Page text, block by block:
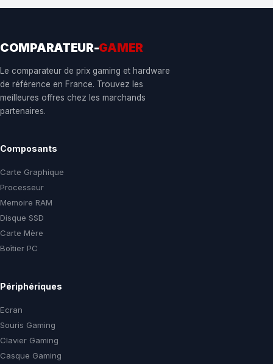
COMPARATEUR-GAMER
Le comparateur de prix gaming et hardware
de référence en France. Trouvez les
meilleures offres chez les marchands
partenaires.
Composants
Carte Graphique
Processeur
Memoire RAM
Disque SSD
Carte Mère
Boîtier PC
Périphériques
Ecran
Souris Gaming
Clavier Gaming
Casque Gaming